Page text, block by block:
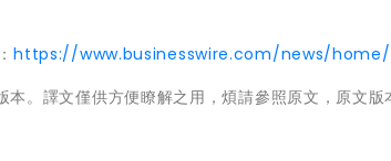
https://www.businesswire.com/news/
。譯文僅供方便瞭解之用，煩請參照原文，原文版